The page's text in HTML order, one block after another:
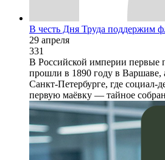
В честь Дня Труда поддержим
29 апреля
331
В Российской империи первые
прошли в 1890 году в Варшаве,
Санкт-Петербурге, где социал-
первую маёвку — тайное